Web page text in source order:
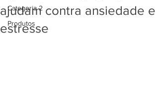
Categoria 2
Produtos
ajudam contra ansiedade e
estresse